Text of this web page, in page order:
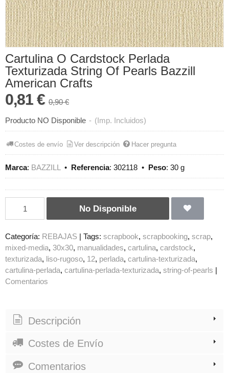
Cartulina O Cardstock Perlada
Texturizada String Of Pearls Bazzill
American Crafts
0,81 € 0,90 €
Producto NO Disponible - (Imp. Incluidos)
Costes de envío Ver descripción Hacer pregunta
Marca: BAZZILL• Referencia: 302118 • Peso: 30 g
No Disponible
Categoría: REBAJAS Tags: scrapbook scrapbooking scrap
mixed-media 30x30 manualidades cartulina cardstock
texturizada
liso-rugoso 12 perlada cartulina-texturizada
cartulina-perlada cartulina-perlada-texturizada string-of-pearls
Comentarios
Descripción
Costes de Envío
Comentarios